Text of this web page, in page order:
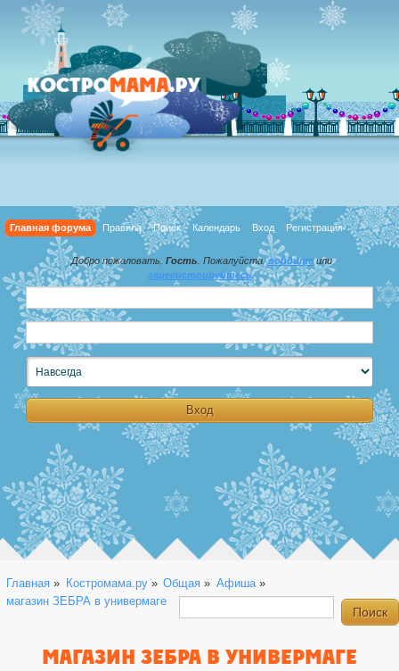
Главная форума Правила Поиск Календарь Вход Регистрация
Добро пожаловать, Гость . Пожалуйста,войдитеили
зарегистрируйтесь.
Главная » Костромама.ру» Общая » Афиша»
магазин ЗЕБРА в универмаге
МАГАЗИН ЗЕБРА В УНИВЕРМАГЕ